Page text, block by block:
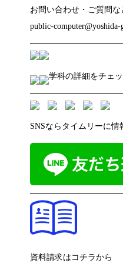
お問い合わせ・ご質問
public-
学科の詳細をチェ
SNSならタイムリーに情
資料請求はコチラから